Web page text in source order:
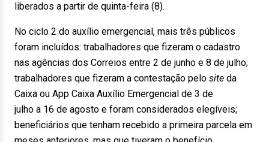
liberados a partir de quinta-feira (8).
No ciclo 2 do auxílio emergencial, mais três públicos
foram incluídos: trabalhadores que fizeram o cadastro
nas agências dos Correios entre 2 de junho e 8 de julho;
trabalhadores que fizeram a contestação pelo site da
Caixa ou App Caixa Auxílio Emergencial de 3 de
julho a 16 de agosto e foram considerados elegíveis;
beneficiários que tenham recebido a primeira parcela em